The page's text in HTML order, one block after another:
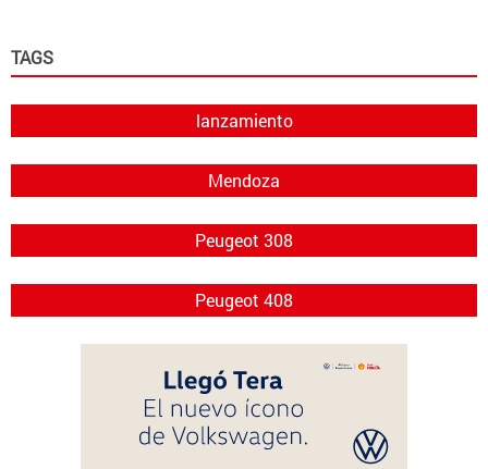
TAGS
lanzamiento
Mendoza
Peugeot 308
Peugeot 408